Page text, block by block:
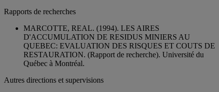
Rapports de recherches
MARCOTTE, REAL. (1994). LES AIRES
D'ACCUMULATION DE RESIDUS MINIERS AU
QUEBEC: EVALUATION DES RISQUES ET COUTS DE
RESTAURATION. (Rapport de recherche). Université du
Québec à Montréal.
Autres directions et supervisions